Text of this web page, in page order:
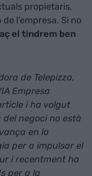
propietaris,
l’empresa. Si no
el tindrem ben
de Telepizza,
Empresa
i ha volgut
negoci no està
en la
per a impulsar el
i recentment ha
per a la